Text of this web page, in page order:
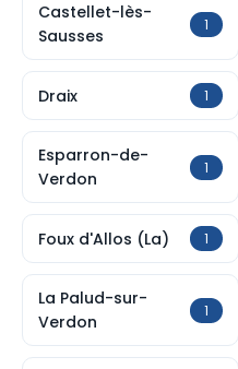
Castellet-lès-
Sausses
1
Draix 1
Esparron-de-
Verdon
1
Foux d'Allos (La) 1
La Palud-sur-
Verdon
1